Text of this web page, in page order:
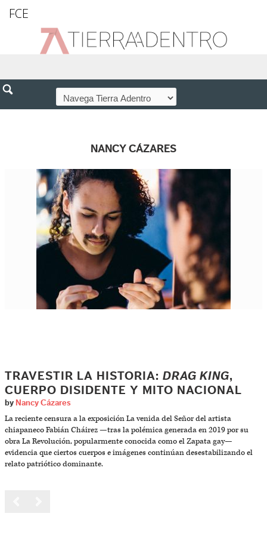
FCE
NANCY CÁZARES
TRAVESTIR LA HISTORIA: DRAG KING,
CUERPO DISIDENTE Y MITO NACIONAL
by Nancy Cázares
La reciente censura a la exposición La venida del Señor del artista
chiapaneco Fabián Cháirez —tras la polémica generada en 2019 por su
obra La Revolución, popularmente conocida como el Zapata gay—
evidencia que ciertos cuerpos e imágenes continúan desestabilizando el
relato patriótico dominante.